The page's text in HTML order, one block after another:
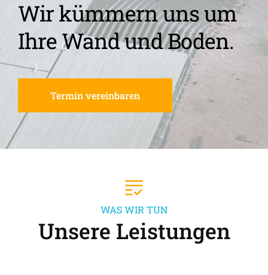
Wir kümmern uns um
Ihre Wand und Boden.
Termin vereinbaren
WAS WIR TUN
Unsere Leistungen